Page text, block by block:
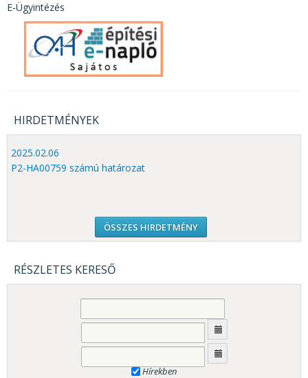
E-Ügyintézés
HIRDETMÉNYEK
2025.02.06
P2-HA00759 számú határozat
ÖSSZES HIRDETMÉNY
RÉSZLETES KERESŐ
Hírekben